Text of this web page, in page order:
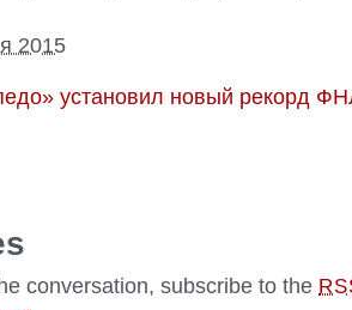
2015
установил новый рекорд
conversation, subscribe to the